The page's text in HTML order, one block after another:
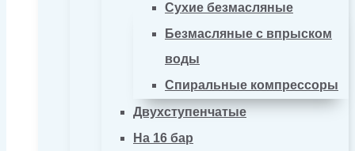
Сухие безмасляные
Безмасляные с впрыском
воды
Спиральные компрессоры
Двухступенчатые
На 16 бар